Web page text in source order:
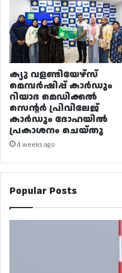
ക്യു വളണ്ടിയേഴ്‌സ്
മെമ്പർഷിപ്പ് കാർഡും
റിയാദ മെഡിക്കൽ
സെന്റർ പ്രിവിലേജ്
കാർഡും ദോഹയിൽ
പ്രകാശനം ചെയ്തു
4 weeks ago
Popular Posts